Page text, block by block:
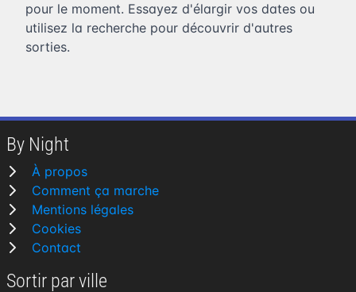
pour le moment. Essayez d'élargir vos dates ou
utilisez la recherche pour découvrir d'autres
sorties.
By Night
À propos
Comment ça marche
Mentions légales
Cookies
Contact
Sortir par ville